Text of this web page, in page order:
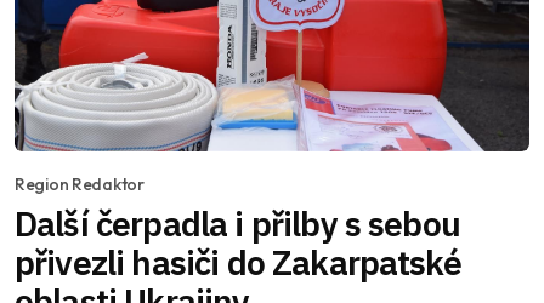
Region Redaktor
Další čerpadla i přilby s sebou
přivezli hasiči do Zakarpatské